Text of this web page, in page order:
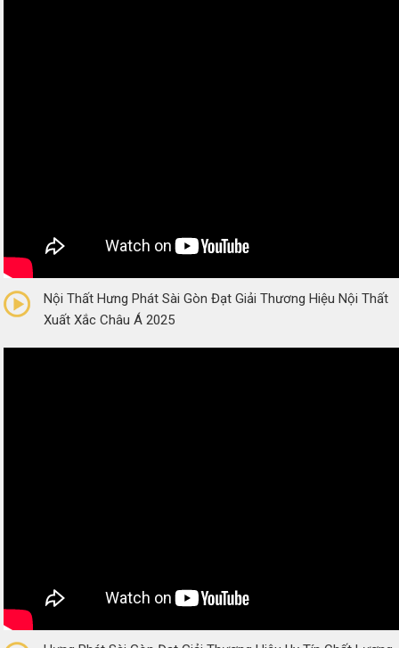
(0 Reviews)
Nội Thất Hưng Phát Sài Gòn Đạt Giải Thương Hiệu Nội Thất
Xuất Xắc Châu Á 2025
(0 Reviews)